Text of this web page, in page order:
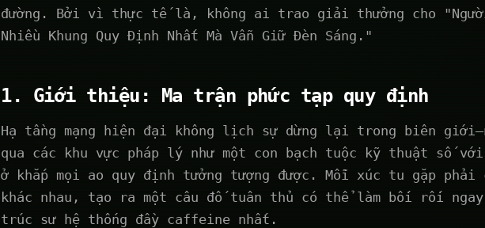
đường. Bởi vì thực tế là, không ai trao giải thưởng cho "Người
Nhiều Khung Quy Định Nhất Mà Vẫn Giữ Đèn Sáng."
1. Giới thiệu: Ma trận phức tạp quy định
Hạ tầng mạng hiện đại không lịch sự dừng lại trong biên
qua các khu vực pháp lý như một con bạch tuộc kỹ thuật số
ở khắp mọi ao quy định tưởng tượng được. Mỗi xúc tu gặp phải
khác nhau, tạo ra một câu đố tuân thủ có thể làm bối rối ngay
trúc sư hệ thống đầy caffeine nhất.